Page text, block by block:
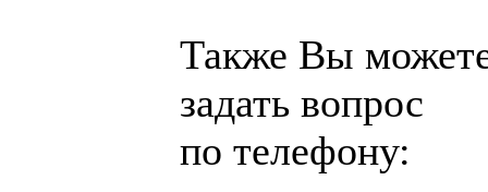
Также Вы
задать вопрос
по телефону: